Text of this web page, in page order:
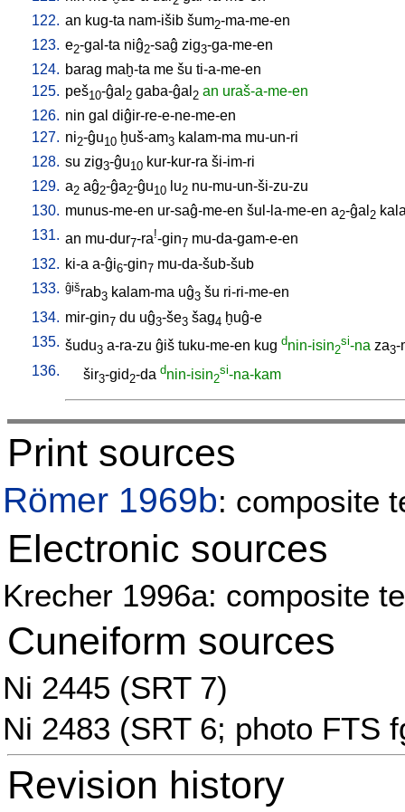
122. an kug-ta nam-išib šum2-ma-me-en
123. e2-gal-ta niĝ2-saĝ zig3-ga-me-en
124. barag maḫ-ta me šu ti-a-me-en
125. peš10-ĝal 2 gaba-ĝal 2 an uraš-a-me-en
126. nin gal diĝir-re-e-ne-me-en
127. ni2-ĝu10 ḫuš-am3 kalam-ma mu-un-ri
128. su zig3-ĝu10 kur-kur-ra ši-im-ri
129. a2 aĝ2-ĝa2-ĝu10 lu2 nu-mu-un-ši-zu-zu
130. munus-me-en ur-saĝ-me-en šul-la-me-en a2-ĝal 2
131. an mu-dur7-ra!-gin7 mu-da-gam-e-en
132. ki-a a-ĝi6-gin7 mu-da-šub-šub
133. ĝišrab3 kalam-ma uĝ3 šu ri-ri-me-en
134. mir-gin7 du uĝ3-še3 šag4 ḫuĝ-e
135. šudu3 a-ra-zu ĝiš tuku-me-en kug dnin-isin2
si-na za3-
136.
šir3-gid2-da dnin-isin2
si-na-kam
Print sources
Römer 1969b: composite
Electronic sources
Krecher 1996a: composite
Cuneiform sources
Ni 2445 (SRT 7)
Ni 2483 (SRT 6; photo FTS
Revision history